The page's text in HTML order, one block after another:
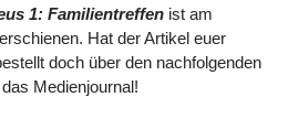
1: Familientreffenist am
Hat der Artikel euer
doch über den nachfolgenden
Medienjournal!